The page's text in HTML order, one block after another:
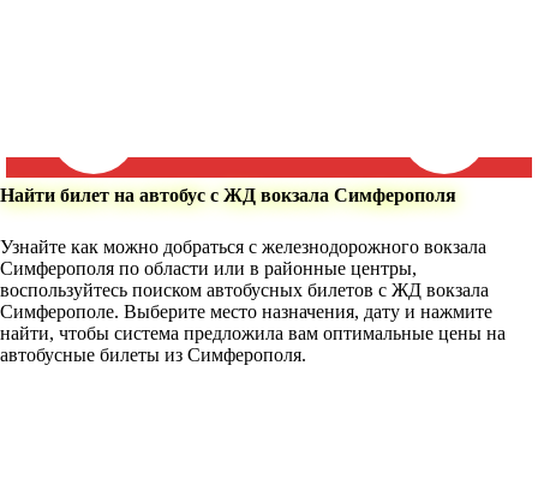
Найти билет на автобус с ЖД вокзала Симферополя
Узнайте как можно добраться с железнодорожного вокзала
Симферополя по области или в районные центры,
воспользуйтесь поиском автобусных билетов с ЖД вокзала
Симферополе. Выберите место назначения, дату и нажмите
найти, чтобы система предложила вам оптимальные цены на
автобусные билеты из Симферополя.